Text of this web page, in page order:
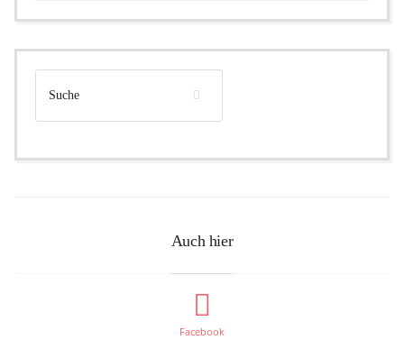
Auch hier
Facebook